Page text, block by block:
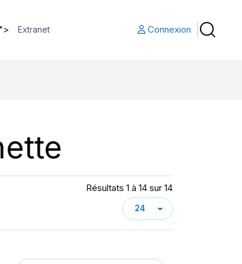
"> Extranet Connexion
Résultats 1 à 14 sur 14